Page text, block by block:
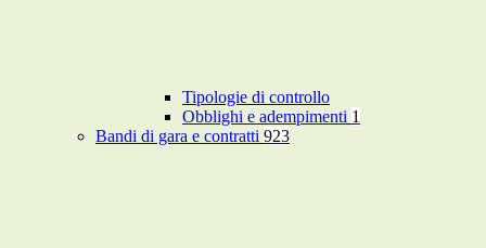
Tipologie di controllo
Obblighi e adempimenti 1
Bandi di gara e contratti 923